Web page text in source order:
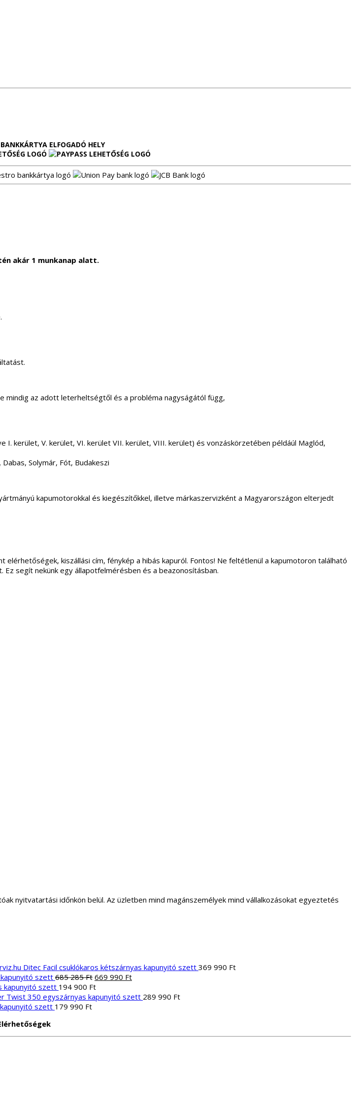
ELFOGADÓ HELY
akár 1 munkanap alatt.
mindig az adott leterheltségtől és a probléma nagyságától függ,
kerület, V. kerület, VI. kerület VII. kerület, VIII. kerület) és vonzáskörzetében példáúl Maglód,
Solymár, Fót, Budakeszi
kapumotorokkal és kiegészítőkkel, illetve márkaszervizként a Magyarországon elterjedt
kiszállási cím, fénykép a hibás kapuról. Fontos! Ne feltétlenül a kapumotoron található
segít nekünk egy állapotfelmérésben és a beazonosításban.
nyitvatartási időnkön belül. Az üzletben mind magánszemélyek mind vállalkozásokat egyeztetés
Ditec Facil csuklókaros kétszárnyas kapunyitó szett 369 990 Ft
szett 685 285Ft Original
price
was:
669 990 FtCurrent
is:
kapunyitó szett 194 900 Ft
Twist 350 egyszárnyas kapunyitó szett 289 990 Ft
szett 179 990 Ft